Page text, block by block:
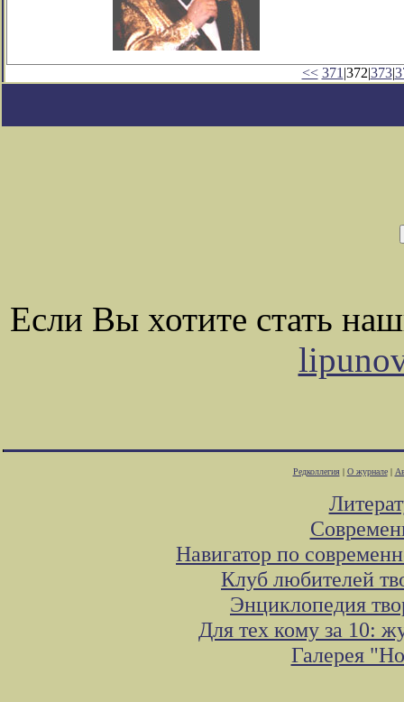
<< 371 |372|373|
Если Вы хотите стать
Редколлегия| О журнале|
Навигатор по
Клуб любителей
Энциклопедия
Для тех кому за 10:
Галерея